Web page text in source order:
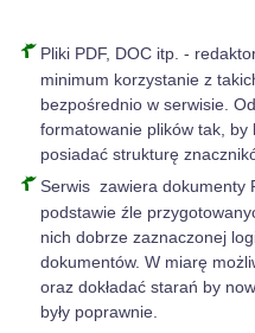
Pliki PDF, DOC itp. -
minimum korzystanie z
bezpośrednio w serwisie.
formatowanie plików tak, by
posiadać strukturę
Serwis zawiera dokumenty
podstawie źle
nich dobrze zaznaczonej
dokumentów. W miarę
oraz dokładać starań by
były poprawnie.